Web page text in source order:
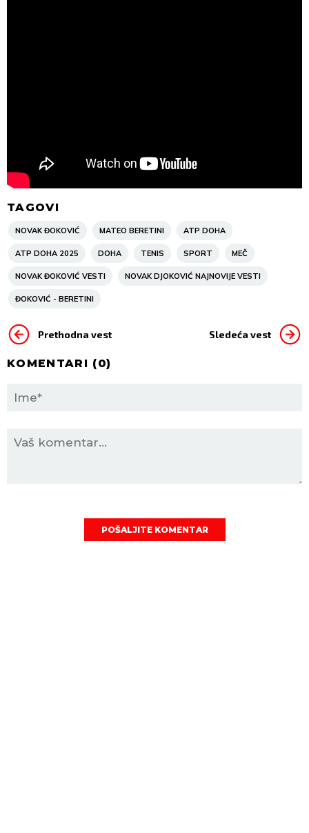
TAGOVI
NOVAK ĐOKOVIĆ MATEO BERETINI ATP DOHA
ATP DOHA 2025 DOHA TENIS SPORT MEČ
NOVAK ĐOKOVIĆ VESTI NOVAK DJOKOVIĆ NAJNOVIJE VESTI
ĐOKOVIĆ - BERETINI
Prethodna vest Sledeća vest
KOMENTARI (0)
POŠALJITE KOMENTAR